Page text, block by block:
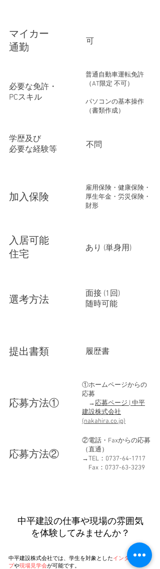
マイカー
​通勤
​可
必要な免許・
PCスキル
普通自動車運転免許
（AT限定 不可）
パソコンの基本操作
（書類作成）
学歴及び
必要な経験等
​不問
​加入保険
雇用保険・健康保険・
厚生年金・労災保険・
財形
入居可能
住宅
あり (単身用)
選考方法
面接 (1回)
随時可能
提出書類 履歴書
​応募方法①
①ホームページからの
応募
→応募ページ | 中平
建設株式会社
(nakahira.co.jp)
​応募方法②
②電話・Faxからの応募
（直通）
→TEL：0737-64-1717
Fax：0737-63-3239
​中平建設の仕事や現場の雰囲気
を体験してみませんか？
中平建設株式会社では、学生を対象としたインターンシッ
プや現場見学会が可能です。